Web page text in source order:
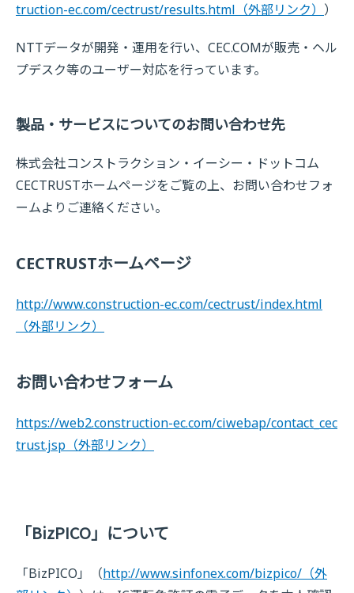
truction-ec.com/cectrust/results.html （外部リンク） ）
NTTデータが開発・運用を行い、CEC.COMが販売・ヘル
プデスク等のユーザー対応を行っています。
製品・サービスについてのお問い合わせ先
株式会社コンストラクション・イーシー・ドットコム
CECTRUSTホームページをご覧の上、お問い合わせフォ
ームよりご連絡ください。
CECTRUSTホームページ
http://www.construction-ec.com/cectrust/index.html
（外部リンク）
お問い合わせフォーム
https://web2.construction-ec.com/ciwebap/contact_cec
trust.jsp （外部リンク）
「BizPICO」について
「BizPICO」（http://www.sinfonex.com/bizpico/ （外